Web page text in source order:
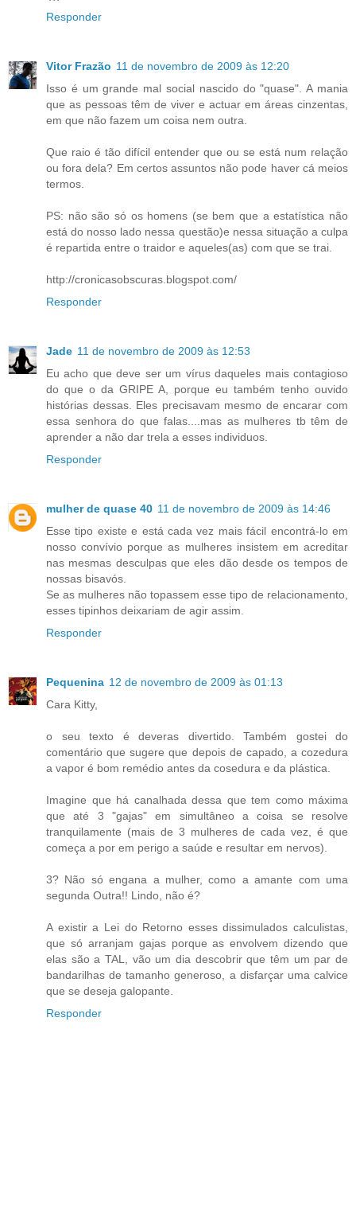
Responder
Vitor Frazão 11 de novembro de 2009 às 12:20
Isso é um grande mal social nascido do "quase". A mania
que as pessoas têm de viver e actuar em áreas cinzentas,
em que não fazem um coisa nem outra.
Que raio é tão difícil entender que ou se está num relação
ou fora dela? Em certos assuntos não pode haver cá meios
termos.
PS: não são só os homens (se bem que a estatística não
está do nosso lado nessa questão)e nessa situação a culpa
é repartida entre o traidor e aqueles(as) com que se trai.
http://cronicasobscuras.blogspot.com/
Responder
Jade 11 de novembro de 2009 às 12:53
Eu acho que deve ser um vírus daqueles mais contagioso
do que o da GRIPE A, porque eu também tenho ouvido
histórias dessas. Eles precisavam mesmo de encarar com
essa senhora do que falas....mas as mulheres tb têm de
aprender a não dar trela a esses individuos.
Responder
mulher de quase 40 11 de novembro de 2009 às 14:46
Esse tipo existe e está cada vez mais fácil encontrá-lo em
nosso convívio porque as mulheres insistem em acreditar
nas mesmas desculpas que eles dão desde os tempos de
nossas bisavós.
Se as mulheres não topassem esse tipo de relacionamento,
esses tipinhos deixariam de agir assim.
Responder
Pequenina 12 de novembro de 2009 às 01:13
Cara Kitty,
o seu texto é deveras divertido. Também gostei do
comentário que sugere que depois de capado, a cozedura
a vapor é bom remédio antes da cosedura e da plástica.
Imagine que há canalhada dessa que tem como máxima
que até 3 "gajas" em simultâneo a coisa se resolve
tranquilamente (mais de 3 mulheres de cada vez, é que
começa a por em perigo a saúde e resultar em nervos).
3? Não só engana a mulher, como a amante com uma
segunda Outra!! Lindo, não é?
A existir a Lei do Retorno esses dissimulados calculistas,
que só arranjam gajas porque as envolvem dizendo que
elas são a TAL, vão um dia descobrir que têm um par de
bandarilhas de tamanho generoso, a disfarçar uma calvice
que se deseja galopante.
Responder